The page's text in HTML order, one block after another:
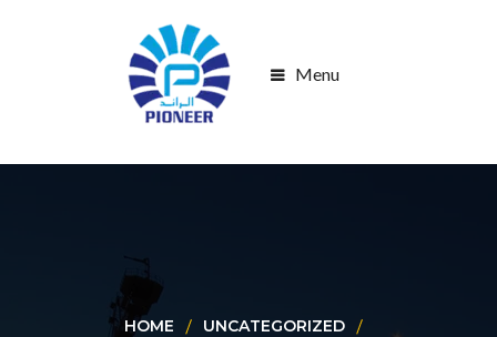
Menu
HOME UNCATEGORIZED